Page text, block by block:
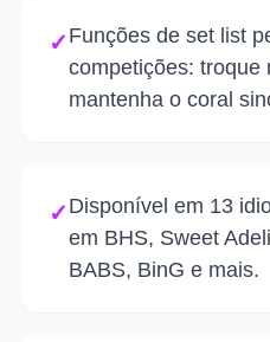
✓ Funções de set list
competições: troque
mantenha o coral
✓ Disponível em 13
em BHS, Sweet
BABS, BinG e mais.